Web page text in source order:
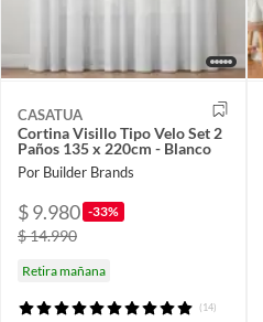
CASATUA
Cortina Visillo Tipo Velo Set 2
Paños 135 x 220cm - Blanco
Por Builder Brands
$ 9.980 -33%
$ 14.990
Retira mañana
(14)